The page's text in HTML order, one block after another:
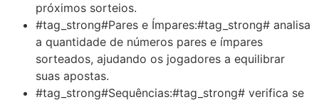
próximos sorteios.
#tag_strong#Pares e Ímpares:#tag_strong# analisa
a quantidade de números pares e ímpares
sorteados, ajudando os jogadores a equilibrar
suas apostas.
#tag_strong#Sequências:#tag_strong# verifica se